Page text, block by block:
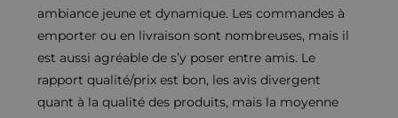
ambiance jeune et dynamique. Les commandes à
emporter ou en livraison sont nombreuses, mais il
est aussi agréable de s’y poser entre amis. Le
rapport qualité/prix est bon, les avis divergent
quant à la qualité des produits, mais la moyenne